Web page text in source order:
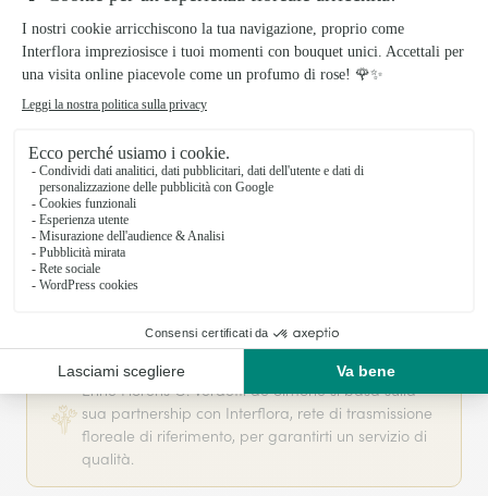
Il tuo fiorista artigiano a VAIRANO SCALO
Enne Florens G. Verdetti de Simone si basa sulla
sua partnership con Interflora, rete di trasmissione
floreale di riferimento, per garantirti un servizio di
qualità.